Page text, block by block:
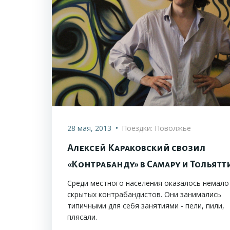
28 мая, 2013 • Поездки: Поволжье
Алексей Караковский свозил
«Контрабанду» в Самару и
Среди местного населения оказалось немало
скрытых контрабандистов. Они занимались
типичными для себя занятиями - пели, пили,
плясали.